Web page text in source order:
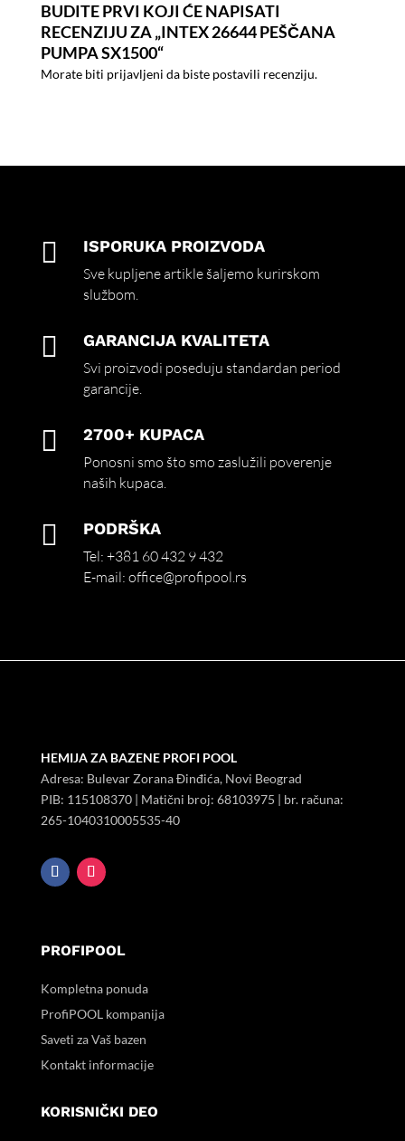
BUDITE PRVI KOJI ĆE NAPISATI
RECENZIJU ZA „INTEX 26644 PEŠČANA
PUMPA SX1500“
Morate biti prijavljeni da biste postavili recenziju.
 ISPORUKA PROIZVODA
Sve kupljene artikle šaljemo kurirskom
službom.
 GARANCIJA KVALITETA
Svi proizvodi poseduju standardan period
garancije.
 2700+ KUPACA
Ponosni smo što smo zaslužili poverenje
naših kupaca.
 PODRŠKA
Tel: +381 60 432 9 432
E-mail: office@profipool.rs
HEMIJA ZA BAZENE PROFI POOL
Adresa: Bulevar Zorana Đinđića, Novi Beograd
PIB: 115108370| Matični broj: 68103975 | br. računa:
265-1040310005535-40
PROFIPOOL
Kompletna ponuda
ProfiPOOL kompanija
Saveti za Vaš bazen
Kontakt informacije
KORISNIČKI DEO